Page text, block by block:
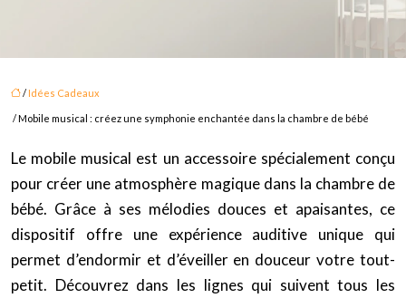
/ Idées Cadeaux
/ Mobile musical : créez une symphonie enchantée dans la chambre de bébé
Le mobile musical est un accessoire spécialement conçu
pour créer une atmosphère magique dans la chambre de
bébé. Grâce à ses mélodies douces et apaisantes, ce
dispositif offre une expérience auditive unique qui
permet d’endormir et d’éveiller en douceur votre tout-
petit. Découvrez dans les lignes qui suivent tous les